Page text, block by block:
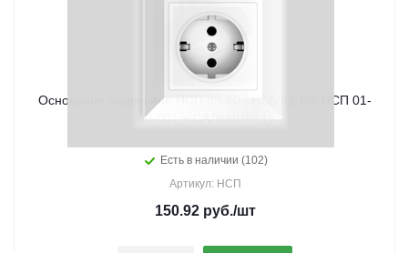
Основание подвесное НСП 03-60 / НББ 61-60/ НСП 01-
60-001 + САЛЬНИК (1)
Есть в наличии (102)
Артикул: НСП
150.92руб./шт